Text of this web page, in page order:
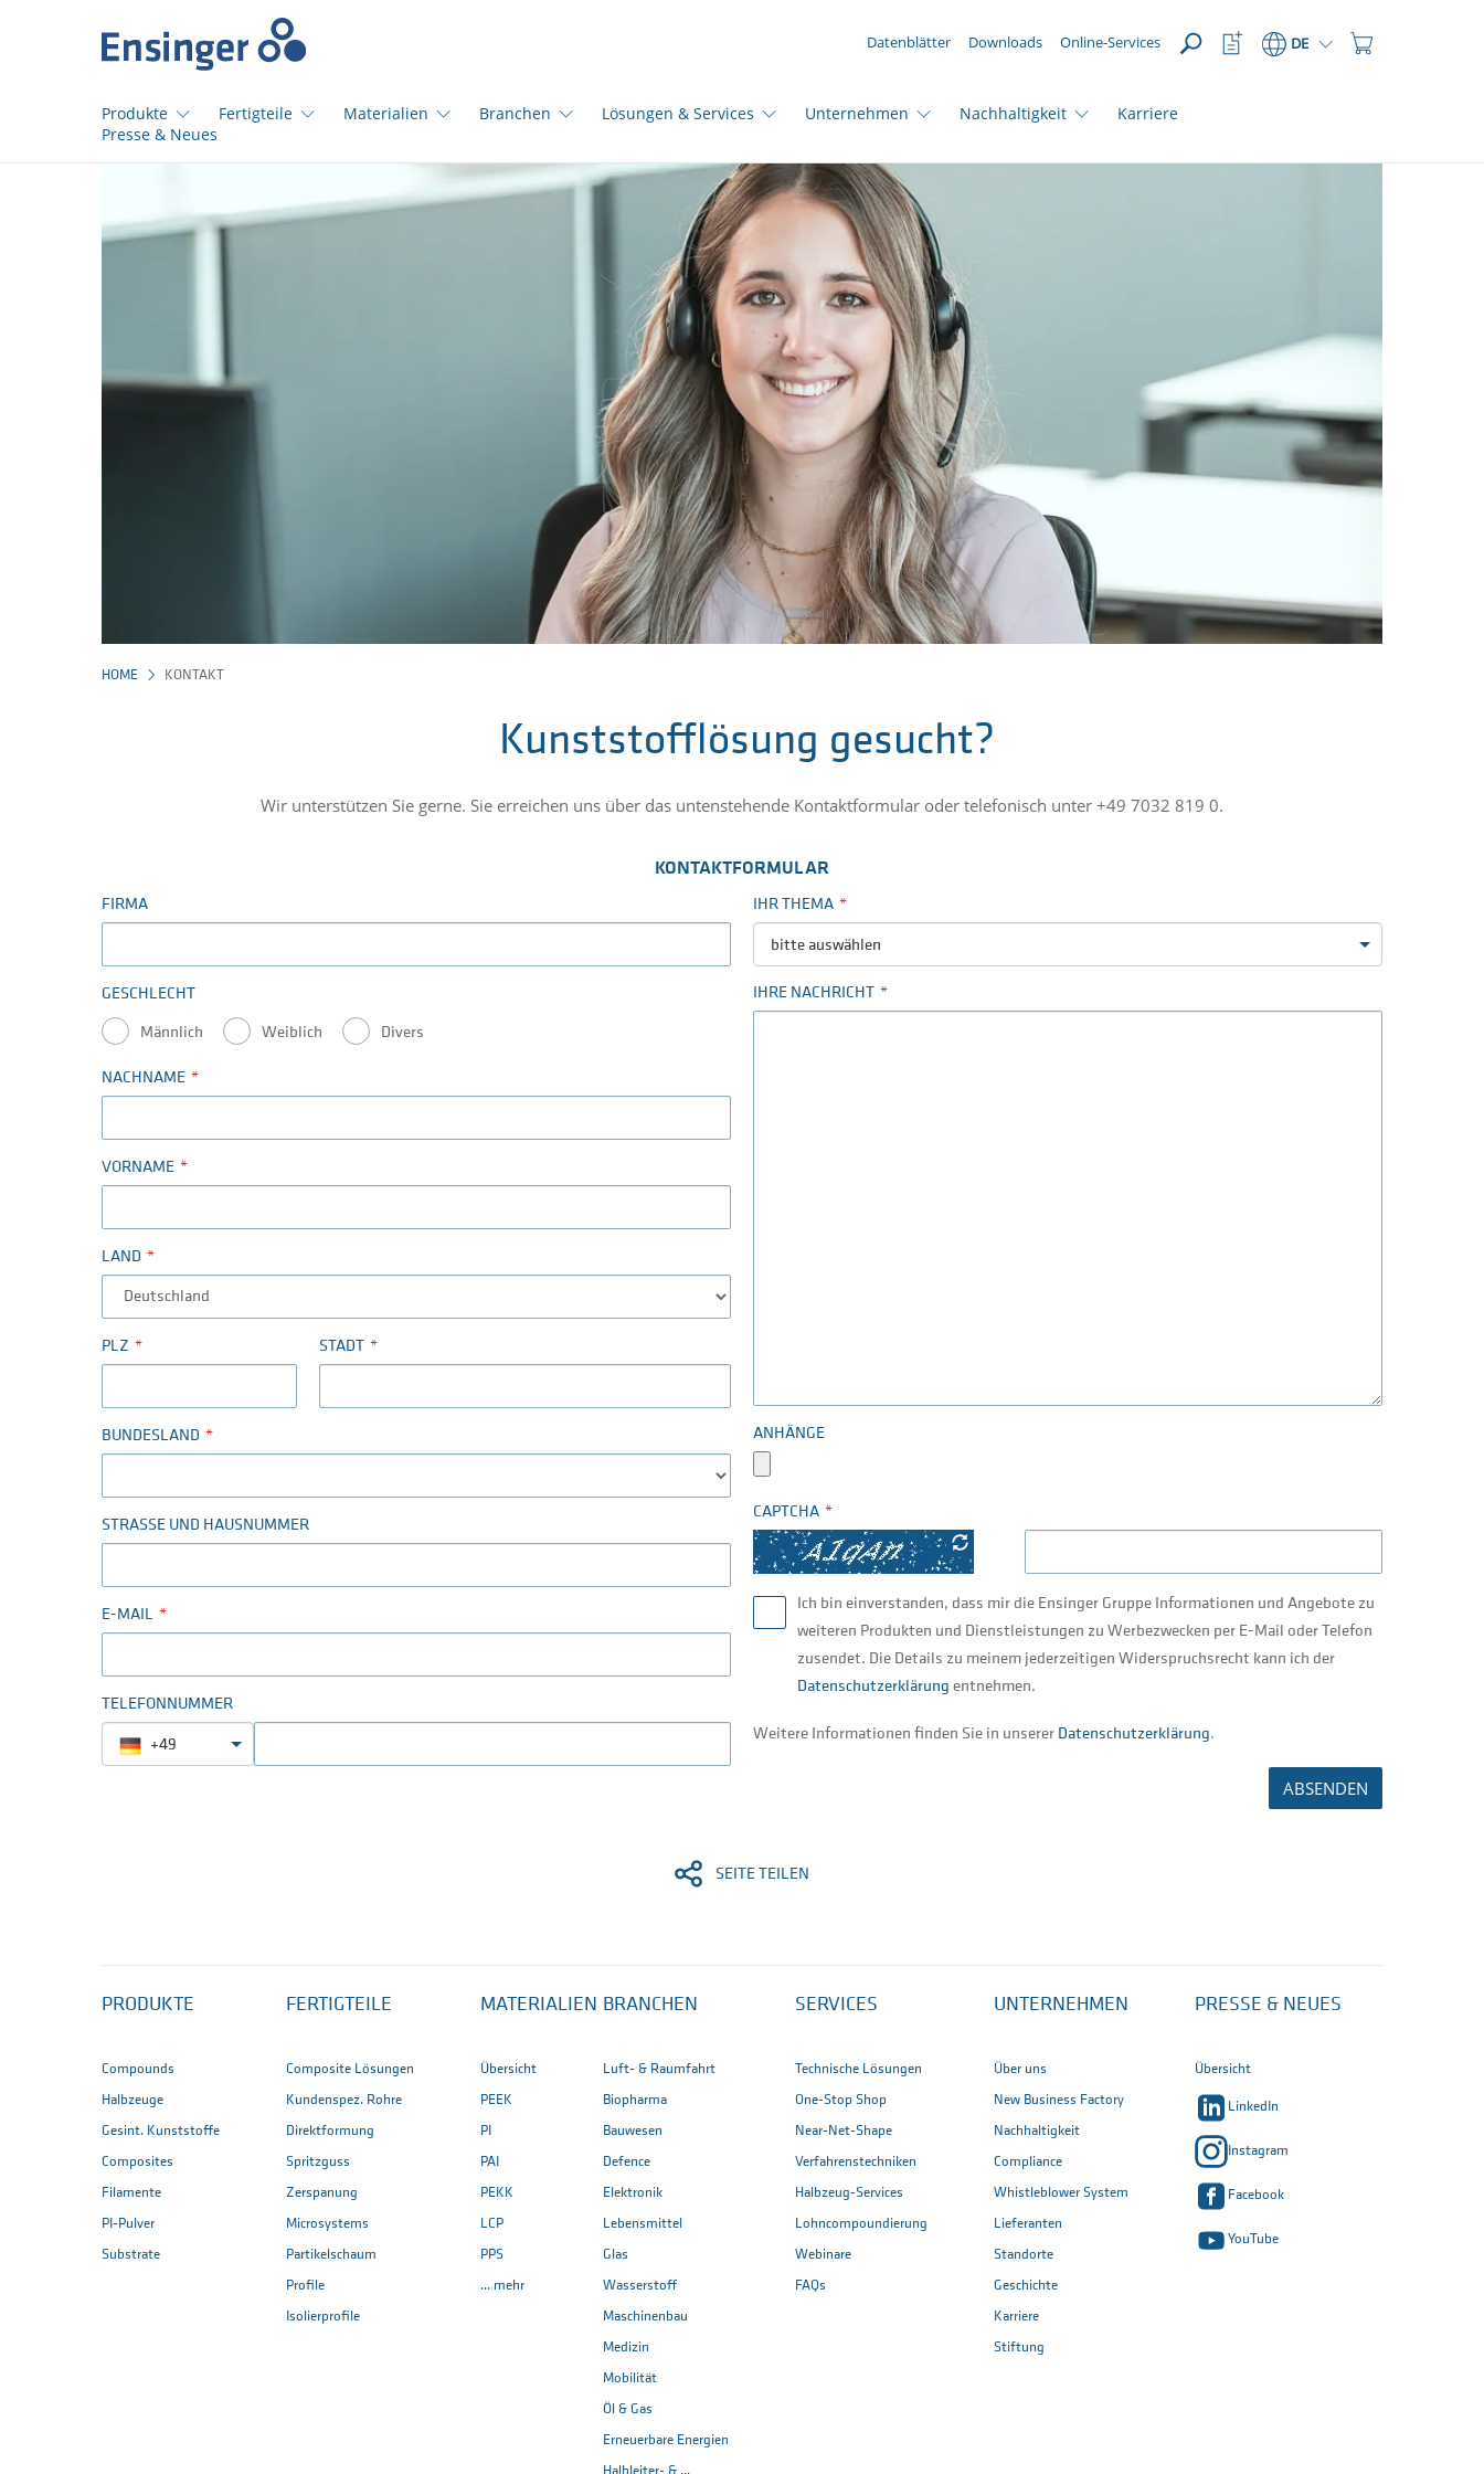
Datenblätter Downloads Online-Services
Einkaufswagen
DE
Watchlist
Button
Produkte Fertigteile Materialien Branchen Lösungen & Services Unternehmen Nachhaltigkeit
Karriere
Presse & Neues
HOME KONTAKT
Kunststofflösung gesucht?
Wir unterstützen Sie gerne. Sie erreichen uns über das untenstehende Kontaktformular oder telefonisch unter +49 7032 819 0.
KONTAKTFORMULAR
FIRMA
GESCHLECHT
Männlich Weiblich Divers
NACHNAME
VORNAME
LAND
PLZ STADT
BUNDESLAND
STRASSE UND HAUSNUMMER
E-MAIL
TELEFONNUMMER
+49
IHR THEMA
bitte auswählen
IHRE NACHRICHT
ANHÄNGE
CAPTCHA
Ich bin einverstanden, dass mir die Ensinger Gruppe Informationen und Angebote zu
weiteren Produkten und Dienstleistungen zu Werbezwecken per E-Mail oder Telefon
zusendet. Die Details zu meinem jederzeitigen Widerspruchsrecht kann ich der
Datenschutzerklärung entnehmen.
Weitere Informationen finden Sie in unserer Datenschutzerklärung.
ABSENDEN
SEITE TEILEN
PRODUKTE
Compounds
Halbzeuge
Gesint. Kunststoffe
Composites
Filamente
PI-Pulver
Substrate
FERTIGTEILE
Composite Lösungen
Kundenspez. Rohre
Direktformung
Spritzguss
Zerspanung
Microsystems
Partikelschaum
Profile
Isolierprofile
MATERIALIEN
Übersicht
PEEK
PI
PAI
PEKK
LCP
PPS
... mehr
BRANCHEN
Luft- & Raumfahrt
Biopharma
Bauwesen
Defence
Elektronik
Lebensmittel
Glas
Wasserstoff
Maschinenbau
Medizin
Mobilität
Öl & Gas
Erneuerbare Energien
SERVICES
Technische Lösungen
One-Stop Shop
Near-Net-Shape
Verfahrenstechniken
Halbzeug-Services
Lohncompoundierung
Webinare
FAQs
UNTERNEHMEN
Über uns
New Business Factory
Nachhaltigkeit
Compliance
Whistleblower System
Lieferanten
Standorte
Geschichte
Karriere
Stiftung
PRESSE & NEUES
Übersicht
LinkedIn
Instagram
Facebook
YouTube